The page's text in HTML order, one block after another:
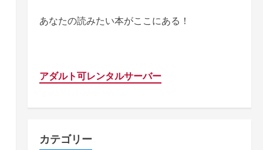
あなたの読みたい本がここにある！
アダルト可レンタルサーバー
カテゴリー